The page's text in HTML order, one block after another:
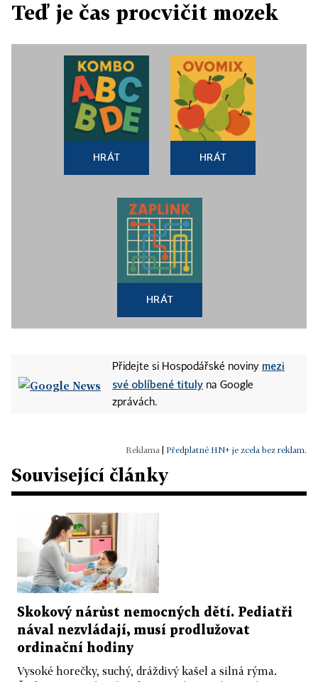
Teď je čas procvičit mozek
HRÁT HRÁT
HRÁT
Přidejte si Hospodářské noviny mezi
své oblíbené tituly na Google
zprávách.
Předplatné HN+ je zcela bez reklam.
Související články
Skokový nárůst nemocných dětí. Pediatři
nával nezvládají, musí prodlužovat
ordinační hodiny
Vysoké horečky, suchý, dráždivý kašel a silná rýma.